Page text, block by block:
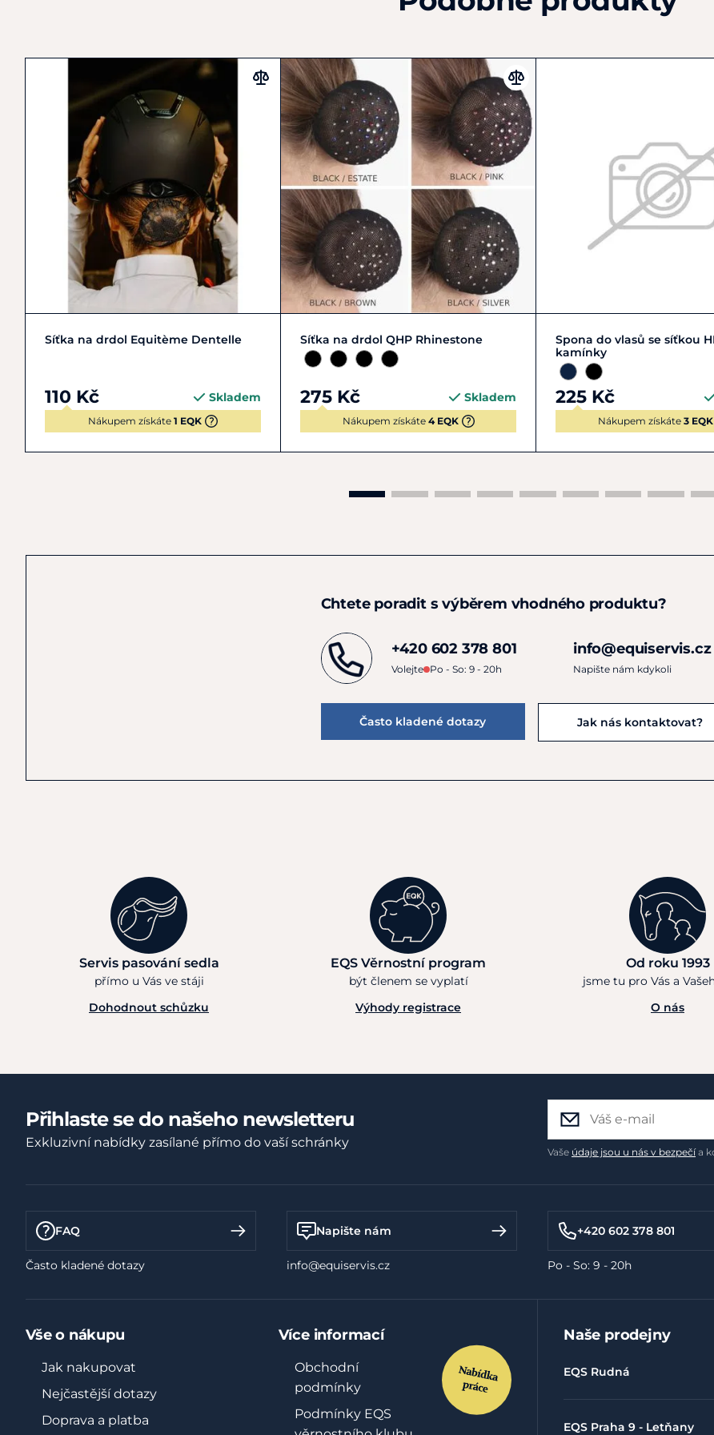
france@ekkia.com
Zobrazit detail
Síťka na drdol Equitème Dentelle
110 Kč Skladem
Nákupem získáte 1 EQK
Zobrazit detail
Síťka na drdol QHP Rhinestone
275 Kč Skladem
Nákupem získáte 4 EQK
Zobrazit detail
Spona do vlasů se síťkou
kamínky
225 Kč
Nákupem získáte 3 EQK
Chtete poradit s výběrem vhodného produktu?
+420 602 378 801
Volejte Po - So: 9 - 20h
info@equiservis.cz
Napište nám kdykoli
Často kladené dotazy Jak nás kontaktovat?
Servis pasování sedla
přímo u Vás ve stáji
Dohodnout schůzku
EQS Věrnostní program
být členem se vyplatí
Výhody registrace
Od roku 1993
jsme tu pro Vás a
O nás
Přihlaste se do našeho newsletteru
Exkluzivní nabídky zasílané přímo do vaší schránky
Vaše údaje jsou u nás v bezpečía
FAQ
Často kladené dotazy
Napište nám
info@equiservis.cz
+420 602 378 801
Po - So: 9 - 20h
Vše o nákupu
Jak nakupovat
Nejčastější dotazy
Doprava a platba
Více informací
Obchodní
podmínky
Podmínky EQS
Naše prodejny
EQS Rudná
EQS Praha 9 - Letňany